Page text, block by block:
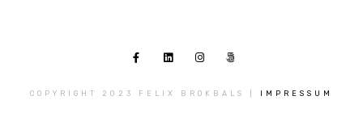
COPYRIGHT 2023 FELIX BROKBALS | IMPRESSUM